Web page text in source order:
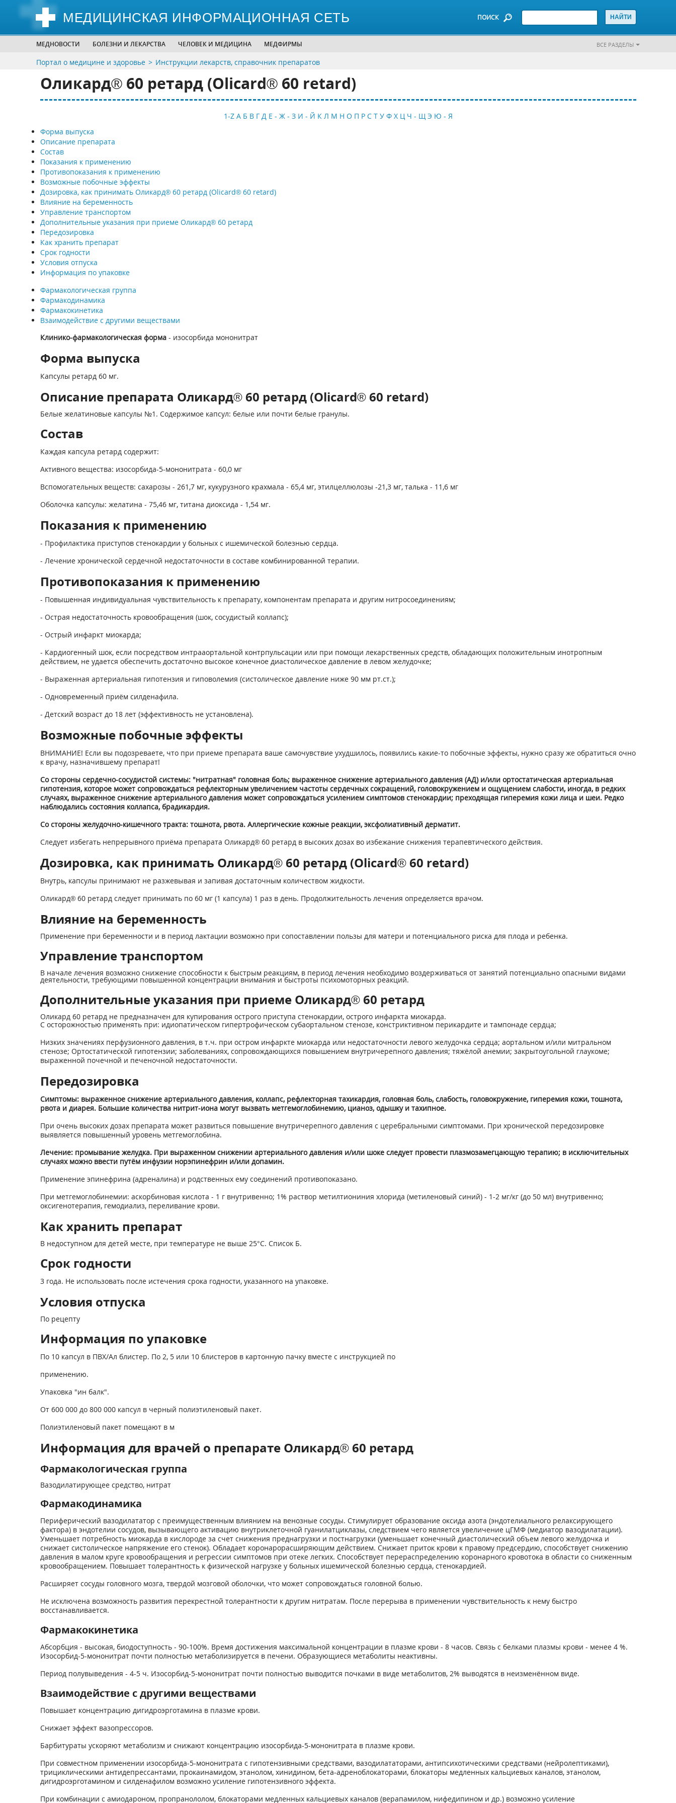
МЕДИЦИНСКАЯ ИНФОРМАЦИОННАЯ СЕТЬ ПОИСК
МЕДНОВОСТИ БОЛЕЗНИ И ЛЕКАРСТВА ЧЕЛОВЕК И МЕДИЦИНА МЕДФИРМЫ ВСЕ РАЗДЕЛЫ
Портал о медицине и здоровье Инструкции лекарств, справочник препаратов
Оликард® 60 ретард (Olicard® 60 retard)
1-Z А Б В Г Д Е - Ж - З И - Й К Л М Н О П Р С Т У Ф Х Ц Ч - Щ Э Ю - Я
Форма выпуска
Описание препарата
Состав
Показания к применению
Противопоказания к применению
Возможные побочные эффекты
Дозировка, как принимать Оликард® 60 ретард (Olicard® 60 retard)
Влияние на беременность
Управление транспортом
Дополнительные указания при приеме Оликард® 60 ретард
Передозировка
Как хранить препарат
Срок годности
Условия отпуска
Информация по упаковке
Фармакологическая группа
Фармакодинамика
Фармакокинетика
Взаимодействие с другими веществами
Клинико-фармакологическая форма- изосорбида мононитрат
Форма выпуска
Капсулы ретард 60 мг.
Описание препарата Оликард® 60 ретард (Olicard® 60 retard)
Белые желатиновые капсулы №1. Содержимое капсул: белые или почти белые гранулы.
Состав
Каждая капсула ретард содержит:
Активного вещества: изосорбида-5-мононитрата - 60,0 мг
Вспомогательных веществ: сахарозы - 261,7 мг, кукурузного крахмала - 65,4 мг, этилцеллюлозы -21,3 мг, талька - 11,6 мг
Оболочка капсулы: желатина - 75,46 мг, титана диоксида - 1,54 мг.
Показания к применению
- Профилактика приступов стенокардии у больных с ишемической болезнью сердца.
- Лечение хронической сердечной недостаточности в составе комбинированной терапии.
Противопоказания к применению
- Повышенная индивидуальная чувствительность к препарату, компонентам препарата и другим нитросоединениям;
- Острая недостаточность кровообращения (шок, сосудистый коллапс);
- Острый инфаркт миокарда;
- Кардиогенный шок, если посредством интрааортальной контрпульсации или при помощи лекарственных средств, обладающих положительным инотропным
действием, не удается обеспечить достаточно высокое конечное диастолическое давление в левом желудочке;
- Выраженная артериальная гипотензия и гиповолемия (систолическое давление ниже 90 мм рт.ст.);
- Одновременный приём силденафила.
- Детский возраст до 18 лет (эффективность не установлена).
Возможные побочные эффекты
ВНИМАНИЕ! Если вы подозреваете, что при приеме препарата ваше самочувствие ухудшилось, появились какие-то побочные эффекты, нужно сразу же обратиться очно
к врачу, назначившему препарат!
Со стороны сердечно-сосудистой системы: "нитратная" головная боль; выраженное снижение артериального давления (АД) и/или ортостатическая артериальная
гипотензия, которое может сопровождаться рефлекторным увеличением частоты сердечных сокращений, головокружением и ощущением слабости, иногда, в редких
случаях, выраженное снижение артериального давления может сопровождаться усилением симптомов стенокардии; преходящая гиперемия кожи лица и шеи. Редко
наблюдались состояния коллапса, брадикардия.
Со стороны желудочно-кишечного тракта: тошнота, рвота. Аллергические кожные реакции, эксфолиативный дерматит.
Следует избегать непрерывного приёма препарата Оликард® 60 ретард в высоких дозах во избежание снижения терапевтического действия.
Дозировка, как принимать Оликард® 60 ретард (Olicard® 60 retard)
Внутрь, капсулы принимают не разжевывая и запивая достаточным количеством жидкости.
Оликард® 60 ретард следует принимать по 60 мг (1 капсула) 1 раз в день. Продолжительность лечения определяется врачом.
Влияние на беременность
Применение при беременности и в период лактации возможно при сопоставлении пользы для матери и потенциального риска для плода и ребенка.
Управление транспортом
В начале лечения возможно снижение способности к быстрым реакциям, в период лечения необходимо воздерживаться от занятий потенциально опасными видами
деятельности, требующими повышенной концентрации внимания и быстроты психомоторных реакций.
Дополнительные указания при приеме Оликард® 60 ретард
Оликард 60 ретард не предназначен для купирования острого приступа стенокардии, острого инфаркта миокарда.
С осторожностью применять при: идиопатическом гипертрофическом субаортальном стенозе, констриктивном перикардите и тампонаде сердца;
Низких значениях перфузионного давления, в т.ч. при остром инфаркте миокарда или недостаточности левого желудочка сердца; аортальном и/или митральном
стенозе; Ортостатической гипотензии; заболеваниях, сопровождающихся повышением внутричерепного давления; тяжёлой анемии; закрытоугольной глаукоме;
выраженной почечной и печеночной недостаточности.
Передозировка
Симптомы: выраженное снижение артериального давления, коллапс, рефлекторная тахикардия, головная боль, слабость, головокружение, гиперемия кожи, тошнота,
рвота и диарея. Большие количества нитрит-иона могут вызвать метгемоглобинемию, цианоз, одышку и тахипное.
При очень высоких дозах препарата может развиться повышение внутричерепного давления с церебральными симптомами. При хронической передозировке
выявляется повышенный уровень метгемоглобина.
Лечение: промывание желудка. При выраженном снижении артериального давления и/или шоке следует провести плазмозамегцающую терапию; в исключительных
случаях можно ввести путём инфузии норэпинефрин и/или допамин.
Применение эпинефрина (адреналина) и родственных ему соединений противопоказано.
При метгемоглобинемии: аскорбиновая кислота - 1 г внутривенно; 1% раствор метилтиониния хлорида (метиленовый синий) - 1-2 мг/кг (до 50 мл) внутривенно;
оксигенотерапия, гемодиализ, переливание крови.
Как хранить препарат
В недоступном для детей месте, при температуре не выше 25°С. Список Б.
Срок годности
3 года. Не использовать после истечения срока годности, указанного на упаковке.
Условия отпуска
По рецепту
Информация по упаковке
По 10 капсул в ПВХ/Ал блистер. По 2, 5 или 10 блистеров в картонную пачку вместе с инструкцией по
применению.
Упаковка "ин балк".
От 600 000 до 800 000 капсул в черный полиэтиленовый пакет.
Полиэтиленовый пакет помещают в м
Информация для врачей о препарате Оликард® 60 ретард
Фармакологическая группа
Вазодилатирующее средство, нитрат
Фармакодинамика
Периферический вазодилататор с преимущественным влиянием на венозные сосуды. Стимулирует образование оксида азота (эндотелиального релаксирующего
фактора) в эндотелии сосудов, вызывающего активацию внутриклеточной гуанилатциклазы, следствием чего является увеличение цГМФ (медиатор вазодилатации).
Уменьшает потребность миокарда в кислороде за счет снижения преднагрузки и постнагрузки (уменьшает конечный диастолический объем левого желудочка и
снижает систолическое напряжение его стенок). Обладает коронарорасширяющим действием. Снижает приток крови к правому предсердию, способствует снижению
давления в малом круге кровообращения и регрессии симптомов при отеке легких. Способствует перераспределению коронарного кровотока в области со сниженным
кровообращением. Повышает толерантность к физической нагрузке у больных ишемической болезнью сердца, стенокардией.
Расширяет сосуды головного мозга, твердой мозговой оболочки, что может сопровождаться головной болью.
Не исключена возможность развития перекрестной толерантности к другим нитратам. После перерыва в применении чувствительность к нему быстро
восстанавливается.
Фармакокинетика
Абсорбция - высокая, биодоступность - 90-100%. Время достижения максимальной концентрации в плазме крови - 8 часов. Связь с белками плазмы крови - менее 4 %.
Изосорбид-5-мононитрат почти полностью метаболизируется в печени. Образующиеся метаболиты неактивны.
Период полувыведения - 4-5 ч. Изосорбид-5-мононитрат почти полностью выводится почками в виде метаболитов, 2% выводятся в неизменённом виде.
Взаимодействие с другими веществами
Повышает концентрацию дигидроэрготамина в плазме крови.
Снижает эффект вазопрессоров.
Барбитураты ускоряют метаболизм и снижают концентрацию изосорбида-5-мононитрата в плазме крови.
При совместном применении изосорбида-5-мононитрата с гипотензивными средствами, вазодилататорами, антипсихотическими средствами (нейролептиками),
трициклическими антидепрессантами, прокаинамидом, этанолом, хинидином, бета-адреноблокаторами, блокаторы медленных кальциевых каналов, этанолом,
дигидроэрготамином и силденафилом возможно усиление гипотензивного эффекта.
При комбинации с амиодароном, пропранололом, блокаторами медленных кальциевых каналов (верапамилом, нифедипином и др.) возможно усиление